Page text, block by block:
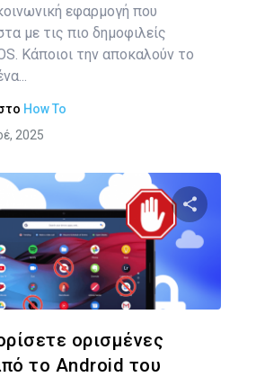
εφαρμογή που
με τις πιο δημοφιλείς
Κάποιοι την αποκαλούν το
How To
2025
ορισμένες
το Android του